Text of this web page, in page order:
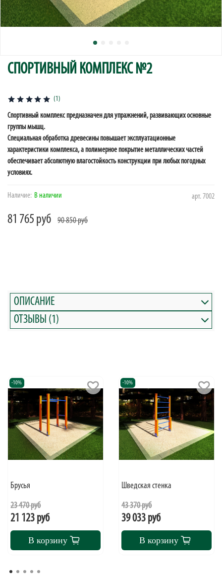
(1)
арт. 7002
Наличие: В наличии
СПОРТИВНЫЙ КОМПЛЕКС №2
81 765 руб 90 850 руб
Спортивный комплекс предназначен для упражнений, развивающих основные
группы мышц.
Специальная обработка древесины повышает эксплуатационные
характеристики комплекса, а полимерное покрытие металлических частей
обеспечивает абсолютную влагостойкость конструкции при любых погодных
условиях.
ОПИСАНИЕ
ОТЗЫВЫ (1)
-10%
Брусья
23 470 руб
21 123 руб
В корзину
-10%
Шведская стенка
43 370 руб
39 033 руб
В корзину